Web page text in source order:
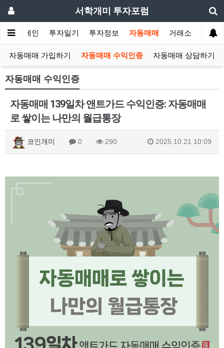
서학개미 투자포럼
메인 투자일기 투자정보 자동매매 거래소
자동매매 가입하기 자동매매 수익인증 자동매매 상담하기
자동매매 수익인증
자동매매 139일차 앤트가드 수익인증: 자동매매
로 쌓이는 나만의 월급통장
코인개미 0 290 2025.10.21 10:09